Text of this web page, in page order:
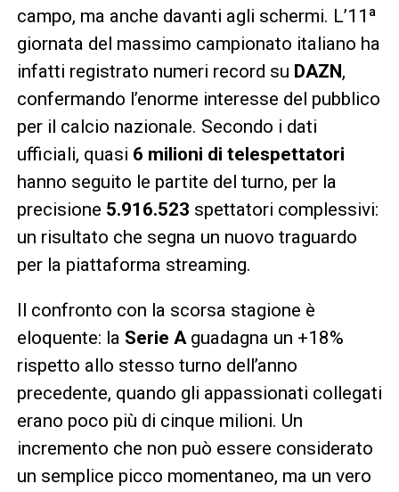
campo, ma anche davanti agli schermi. L’11ª
giornata del massimo campionato italiano ha
infatti registrato numeri record su DAZN ,
confermando l’enorme interesse del pubblico
per il calcio nazionale. Secondo i dati
ufficiali, quasi 6 milioni di telespettatori
hanno seguito le partite del turno, per la
precisione 5.916.523 spettatori complessivi:
un risultato che segna un nuovo traguardo
per la piattaforma streaming.
Il confronto con la scorsa stagione è
eloquente: la Serie Aguadagna un +18%
rispetto allo stesso turno dell’anno
precedente, quando gli appassionati collegati
erano poco più di cinque milioni. Un
incremento che non può essere considerato
un semplice picco momentaneo, ma un vero